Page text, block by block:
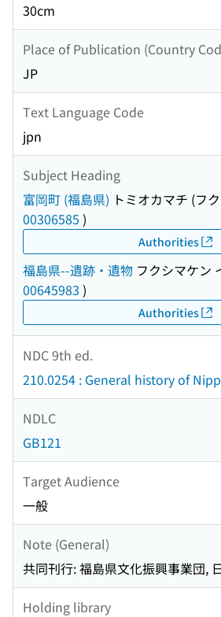
30cm
Place of Publication (Country
JP
Text Language Code
jpn
Subject Heading
富岡町 (福島県) トミオカマチ (フ
00306585 )
Authorities
福島県--遺跡・遺物 フクシマケン
00645983 )
Authorities
NDC 9th ed.
210.0254 : General history of
NDLC
GB121
Target Audience
一般
Note (General)
共同刊行: 福島県文化振興事業団,
Holding library